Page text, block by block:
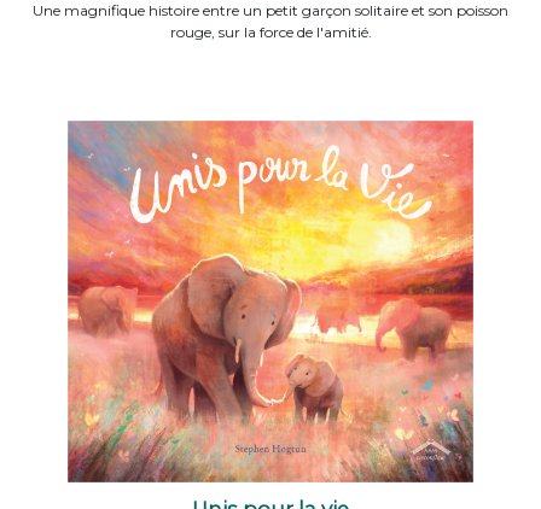
Une magnifique histoire entre un petit garçon solitaire et son poisson
rouge, sur la force de l'amitié.